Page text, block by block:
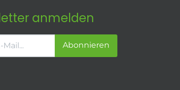
anmelden
Abonnieren